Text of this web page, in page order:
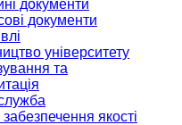
документи
документи
університету
та
якості